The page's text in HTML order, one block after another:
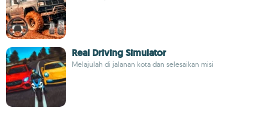
Real Driving Simulator
Melajulah di jalanan kota dan selesaikan misi